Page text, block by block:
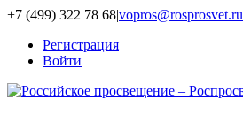
+7 (499) 322 78 68|vopros@rosprosvet.ru
Регистрация
Войти